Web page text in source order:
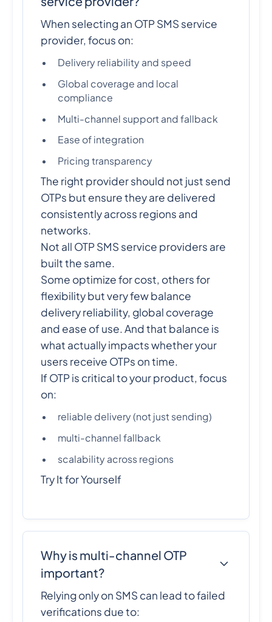
When selecting an OTP SMS service
provider, focus on:
Delivery reliability and speed
Global coverage and local
compliance
Multi-channel support and fallback
Ease of integration
Pricing transparency
The right provider should not just send
OTPs but ensure they are delivered
consistently across regions and
networks.
Not all OTP SMS service providers are
built the same.
Some optimize for cost, others for
flexibility but very few balance
delivery reliability, global coverage
and ease of use. And that balance is
what actually impacts whether your
users receive OTPs on time.
If OTP is critical to your product, focus
on:
reliable delivery (not just sending)
multi-channel fallback
scalability across regions
Try It for Yourself
Why is multi-channel OTP
important?
Relying only on SMS can lead to failed
verifications due to: